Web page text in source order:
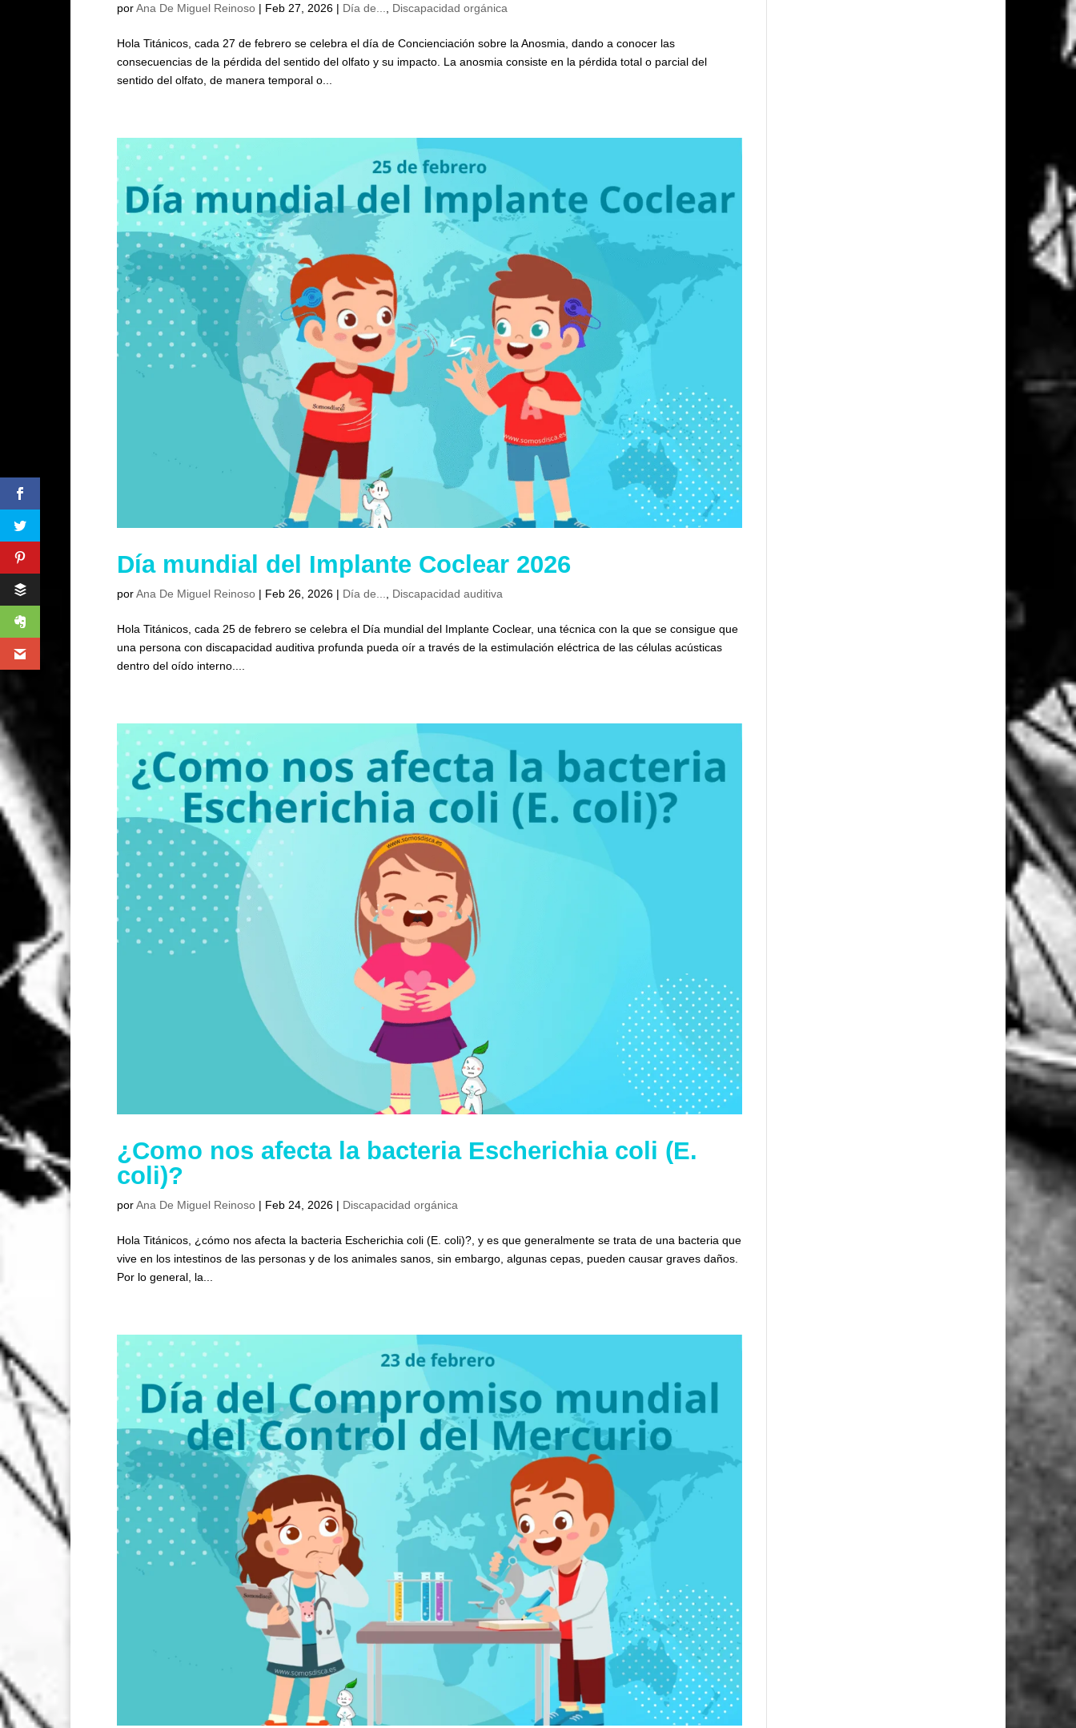
porAna De Miguel Reinoso | Feb 27, 2026 | Día de... Discapacidad orgánica
Hola Titánicos, cada 27 de febrero se celebra el día de Concienciación sobre la Anosmia, dando a conocer las
consecuencias de la pérdida del sentido del olfato y su impacto. La anosmia consiste en la pérdida total o parcial del
sentido del olfato, de manera temporal o...
Día mundial del Implante Coclear 2026
porAna De Miguel Reinoso | Feb 26, 2026 | Día de..., Discapacidad auditiva
Hola Titánicos, cada 25 de febrero se celebra el Día mundial del Implante Coclear, una técnica con la que se consigue que
una persona con discapacidad auditiva profunda pueda oír a través de la estimulación eléctrica de las células acústicas
dentro del oído interno....
¿Como nos afecta la bacteria Escherichia coli (E.
coli)?
porAna De Miguel Reinoso | Feb 24, 2026 | Discapacidad orgánica
Hola Titánicos, ¿cómo nos afecta la bacteria Escherichia coli (E. coli)?, y es que generalmente se trata de una bacteria que
vive en los intestinos de las personas y de los animales sanos, sin embargo, algunas cepas, pueden causar graves daños.
Por lo general, la...